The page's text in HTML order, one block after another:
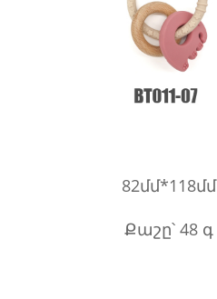
82մմ*118մմ
Քաշը՝ 48 գ